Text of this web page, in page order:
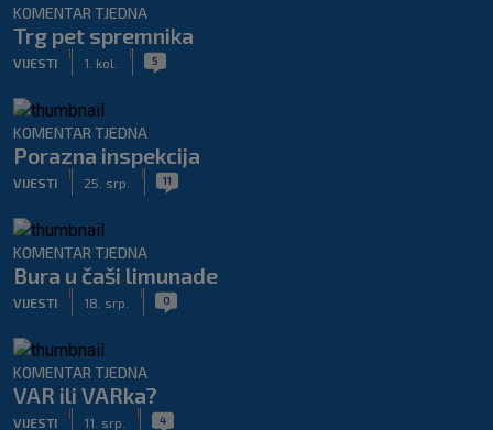
KOMENTAR TJEDNA
Trg pet spremnika
VIJESTI 1. kol. 5
KOMENTAR TJEDNA
Porazna inspekcija
VIJESTI 25. srp. 11
KOMENTAR TJEDNA
Bura u čaši limunade
VIJESTI 18. srp. 0
KOMENTAR TJEDNA
VAR ili VARka?
VIJESTI 11. srp. 4